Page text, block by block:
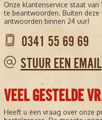
Onze klantenservice staat
te beantwoorden. Buiten
antwoorden binnen 24 uur!
0341 55 69 69
STUUR EEN EMAIL
VEEL GESTELDE
Heeft u een vraag over onze